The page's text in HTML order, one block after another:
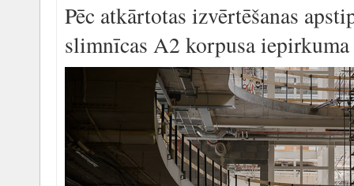
Pēc atkārtotas izvērtēšanas
slimnīcas A2 korpusa